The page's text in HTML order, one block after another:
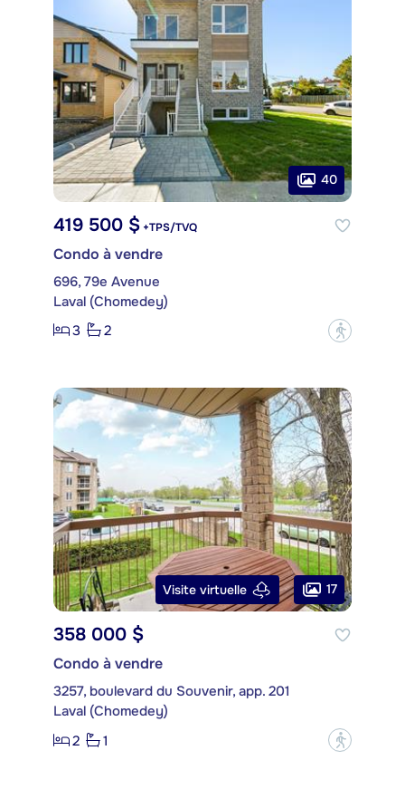
40
419 500 $ +TPS/TVQ
Condo à vendre
696, 79e Avenue
Laval (Chomedey)
3
2 ?
Visite virtuelle 17
358 000 $
Condo à vendre
3257, boulevard du Souvenir, app. 201
Laval (Chomedey)
2
1 ?